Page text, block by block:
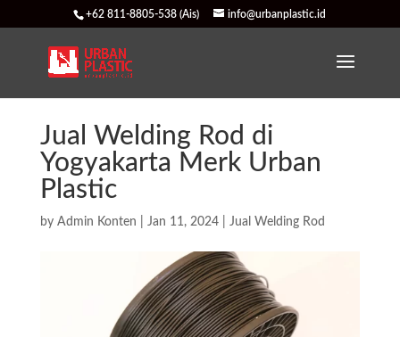
+62 811-8805-538 (Ais) info@urbanplastic.id
Jual Welding Rod di
Yogyakarta Merk Urban
Plastic
by Admin Konten Jan 11, 2024| Jual Welding Rod